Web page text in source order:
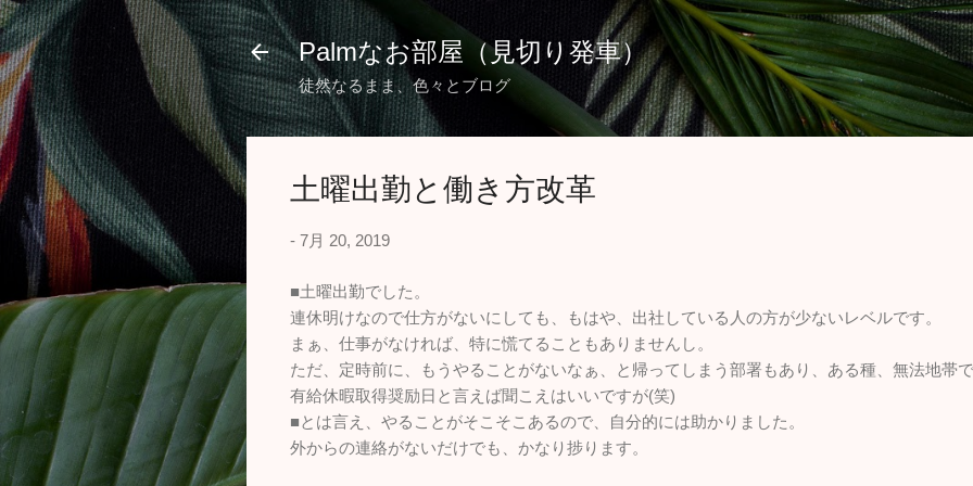
スキップしてメイン コンテンツに移動
Palmなお部屋（見切り発車）
徒然なるまま、色々とブログ
土曜出勤と働き方改革
- 7月 20, 2019
■土曜出勤でした。
連休明けなので仕方がないにしても、もはや、出社している人の方が少ないレベルです。
まぁ、仕事がなければ、特に慌てることもありませんし。
ただ、定時前に、もうやることがないなぁ、と帰ってしまう部署もあり、ある種、無法地帯
有給休暇取得奨励日と言えば聞こえはいいですが(笑)
■とは言え、やることがそこそこあるので、自分的には助かりました。
外からの連絡がないだけでも、かなり捗ります。